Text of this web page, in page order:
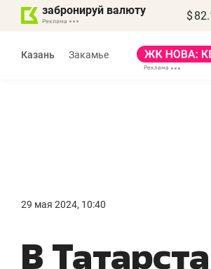
забронируй валюту $
Казань Закамье
29 мая 2024, 10:40
В
правил,